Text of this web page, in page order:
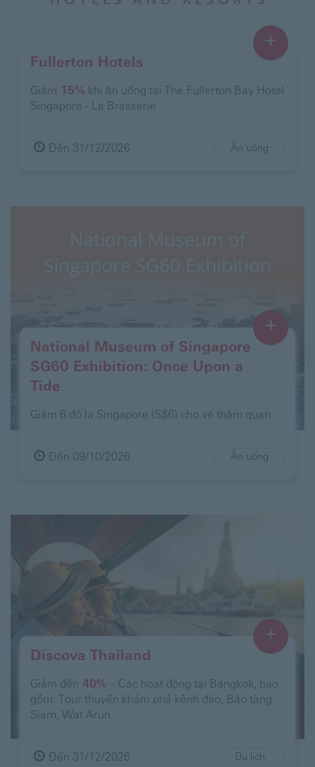
Fullerton Hotels
Giảm 15% khi ăn uống tại The Fullerton Bay Hotel
Singapore - La Brasserie
Đến 31/12/2026
+
Ăn uống
National Museum of Singapore
SG60 Exhibition: Once Upon a
Tide
Giảm 6 đô la Singapore (S$6) cho vé thăm quan
Đến 09/10/2026
+
Ăn uống
Discova Thailand
Giảm đến 40% – Các hoạt động tại Bangkok, bao
gồm: Tour thuyền khám phá kênh đào, Bảo tàng
Siam, Wat Arun
Đến 31/12/2026
+
Du lịch